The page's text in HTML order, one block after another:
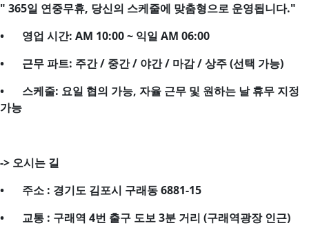
" 365일 연중무휴, 당신의 스케줄에 맞춤형으로 운영됩니다."
•
영업 시간: AM 10:00 ~ 익일 AM 06:00
•
근무 파트: 주간 / 중간 / 야간 / 마감 / 상주 (선택 가능)
•
스케줄: 요일 협의 가능, 자율 근무 및 원하는 날 휴무 지정
가능
-> 오시는 길
•
주소 : 경기도 김포시 구래동 6881-15
•
교통 : 구래역 4번 출구 도보 3분 거리 (구래역광장 인근)